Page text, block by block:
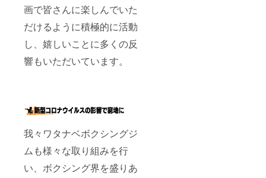
画で皆さんに楽しんでいた
だけるように積極的に活動
し、嬉しいことに多くの反
響もいただいています。
我々ワタナベボクシングジ
ムも様々な取り組みを行
い、ボクシング界を盛りあ